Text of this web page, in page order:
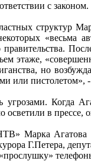
с законом.
структур
«весьма
этаже,
но
или пистолетом»,
угрозами. Когда
осветили в прессе,
Марка Агатова
Г.Петера,